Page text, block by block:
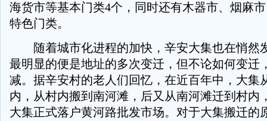
海货市等基本门类4个，同时还有木器市、烟麻
特色门类。
随着城市化进程的加快，辛安大集也在悄然
最明显的便是地址的多次变迁，但不论如何变迁
减。据辛安村的老人们回忆，在近百年中，大集
内，从村内搬到南河滩，后又从南河滩迁到村内
大集正式落户黄河路批发市场。对于大集搬迁的